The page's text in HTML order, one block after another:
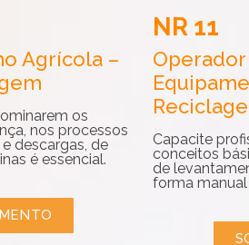
Agrícola –
os
nos processos
descargas, de
é essencial.
NR 11
Capacite
conceitos
de
forma